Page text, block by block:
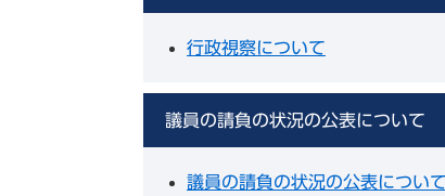
行政視察について
議員の請負の状況の公表について
議員の請負の状況の公表について